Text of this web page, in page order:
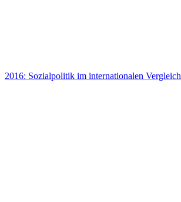
2016: Sozialpolitik im internationalen Vergleich